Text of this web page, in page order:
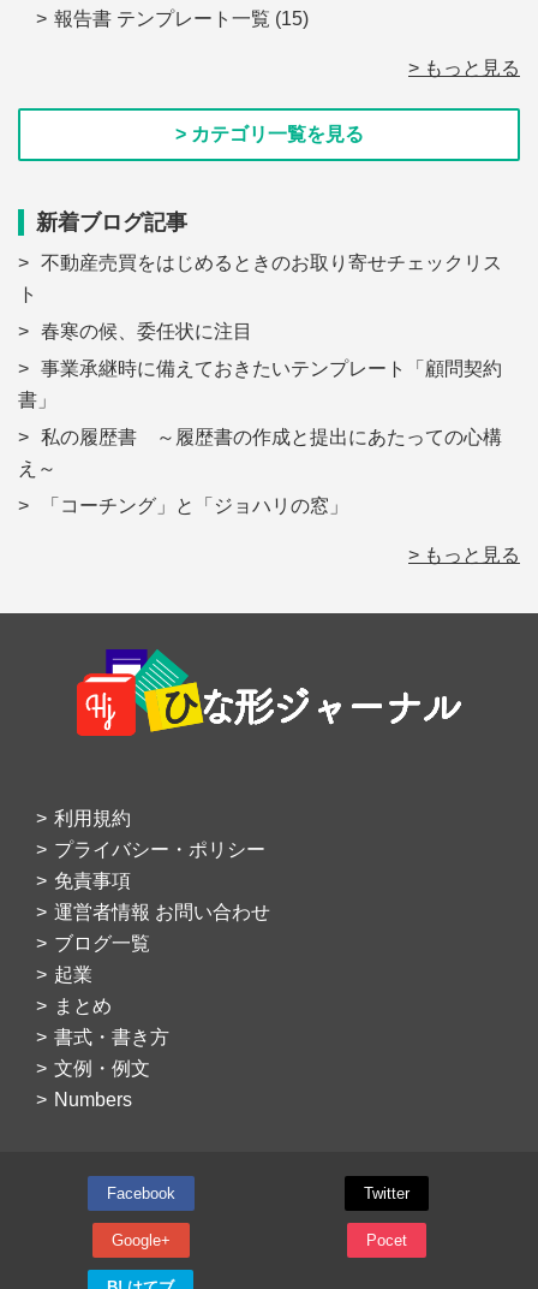
報告書 テンプレート一覧 (15)
> もっと見る
> カテゴリ一覧を見る
新着ブログ記事
不動産売買をはじめるときのお取り寄せチェックリス
ト
春寒の候、委任状に注目
事業承継時に備えておきたいテンプレート「顧問契約
書」
私の履歴書 ～履歴書の作成と提出にあたっての心構
え～
「コーチング」と「ジョハリの窓」
> もっと見る
Footer
利用規約
プライバシー・ポリシー
免責事項
運営者情報 お問い合わせ
ブログ一覧
起業
まとめ
書式・書き方
文例・例文
Numbers
Facebook Twitter
Google+ Pocet